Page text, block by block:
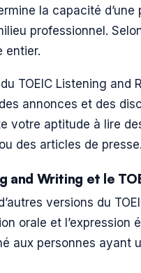
la capacité
professionnel.
entier.
du TOEIC Listening and
annonces et des
votre aptitude à lire
des articles de presse.
and Writing et le
versions du
orale et
aux personnes ayant